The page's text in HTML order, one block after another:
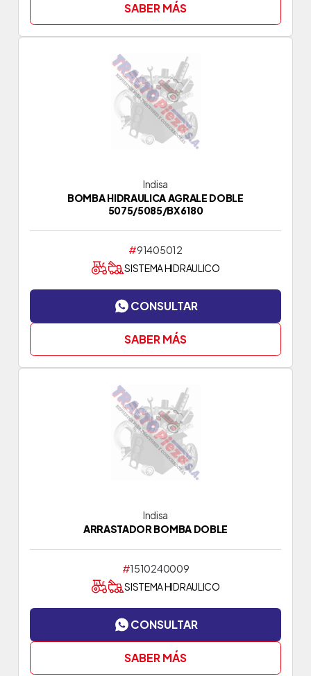
SABER MÁS
Indisa
BOMBA HIDRAULICA AGRALE DOBLE
5075/5085/BX6180
#91405012
SISTEMA HIDRAULICO
CONSULTAR
SABER MÁS
Indisa
ARRASTADOR BOMBA DOBLE
#1510240009
SISTEMA HIDRAULICO
CONSULTAR
SABER MÁS